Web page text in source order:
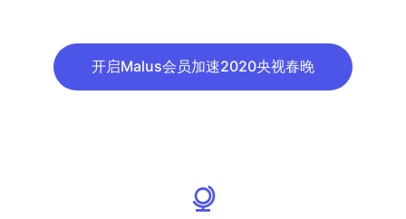
开启Malus会员加速2020央视春晚